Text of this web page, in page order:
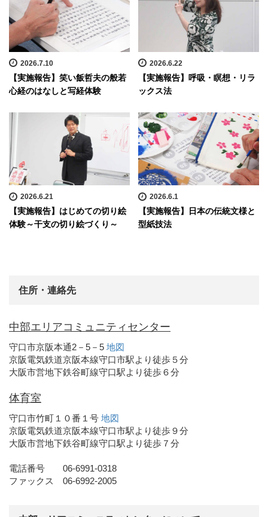
2026.7.10
【実施報告】笑い飯哲夫の般若
心経のはなしと写経体験
2026.6.22
【実施報告】呼吸・瞑想・リラ
ックス法
2026.6.21
【実施報告】はじめての切り絵
体験～干支の切り絵づくり～
2026.6.1
【実施報告】日本の伝統文様と
型紙技法
住所・連絡先
中部エリアコミュニティセンター
守口市京阪本通2－5－5 地図
京阪電気鉄道京阪本線守口市駅より徒歩５分
大阪市営地下鉄谷町線守口駅より徒歩６分
体育室
守口市竹町１０番１号 地図
京阪電気鉄道京阪本線守口市駅より徒歩９分
大阪市営地下鉄谷町線守口駅より徒歩７分
電話番号 06-6991-0318
ファックス 06-6992-2005